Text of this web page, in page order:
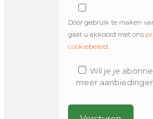
Door gebruik te maken
gaat u akkoord met ons
cookiebeleid.
Wil je je
meer